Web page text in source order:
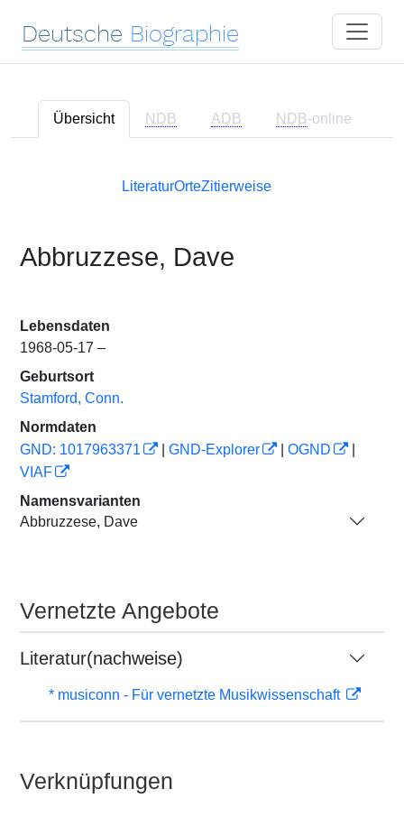
Deutsche Biographie
Übersicht NDB ADB NDB-online
LiteraturOrteZitierweise
Abbruzzese, Dave
Lebensdaten
1968-05-17 –
Geburtsort
Stamford, Conn.
Normdaten
GND: 1017963371
GND-Explorer OGND
VIAF
Namensvarianten
Abbruzzese, Dave
Vernetzte Angebote
Literatur(nachweise)
* musiconn - Für vernetzte Musikwissenschaft
Verknüpfungen